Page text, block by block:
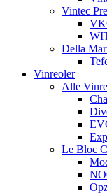
Vintec
Della
Vinreoler
Alle
Le Bloc